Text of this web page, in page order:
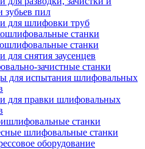
зубьев пил
для шлифовки труб
станки
станки
для снятия заусенцев
зачистные станки
для испытания шлифовальных
для правки шлифовальных
станки
шлифовальные станки
оборудование